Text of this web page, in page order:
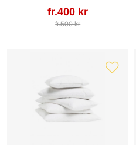
fr.400 kr
fr.500 kr